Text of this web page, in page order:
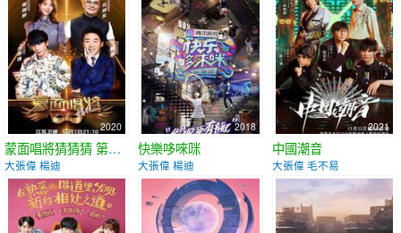
2020
蒙面唱將猜猜猜 第五季
大張偉 楊迪
2018
快樂哆唻咪
大張偉 楊迪
2021
中國潮音
大張偉 毛不易